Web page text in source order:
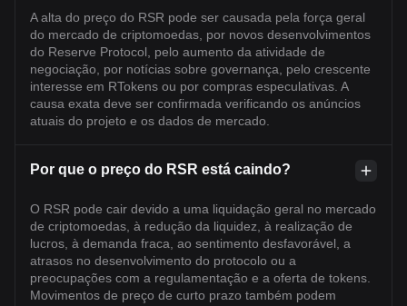
A alta do preço do RSR pode ser causada pela força geral
do mercado de criptomoedas, por novos desenvolvimentos
do Reserve Protocol, pelo aumento da atividade de
negociação, por notícias sobre governança, pelo crescente
interesse em RTokens ou por compras especulativas. A
causa exata deve ser confirmada verificando os anúncios
atuais do projeto e os dados de mercado.
Por que o preço do RSR está caindo?
O RSR pode cair devido a uma liquidação geral no mercado
de criptomoedas, à redução da liquidez, à realização de
lucros, à demanda fraca, ao sentimento desfavorável, a
atrasos no desenvolvimento do protocolo ou a
preocupações com a regulamentação e a oferta de tokens.
Movimentos de preço de curto prazo também podem